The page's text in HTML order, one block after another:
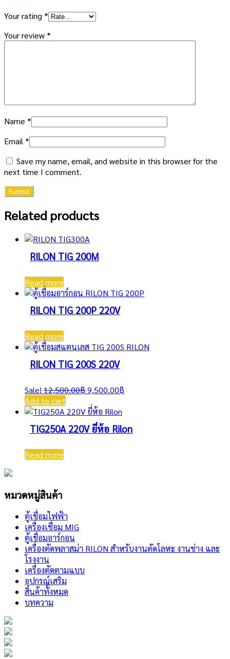
Your rating *
Your review *
Name *
Email *
Save my name, email, and website in this browser for the
next time I comment.
Related products
RILON TIG 200M
Read more
RILON TIG 200P 220V
Read more
RILON TIG 200S 220V
Sale! 12,500.00฿Original
was:
12,500.00฿.
9,500.00฿
Add to cart
TIG250A 220V ยี่ห้อ Rilon
Read more
หมวดหมู่สินค้า
ตู้เชื่อมไฟฟ้า
เครื่องเชื่อม MIG
ตู้เชื่อมอาร์กอน
เครื่องตัดพลาสม่า RILON สำหรับงานตัดโลหะ งานช่าง และ
โรงงาน
เครื่องตัดตามแบบ
อุปกรณ์เสริม
สินค้าทั้งหมด
บทความ